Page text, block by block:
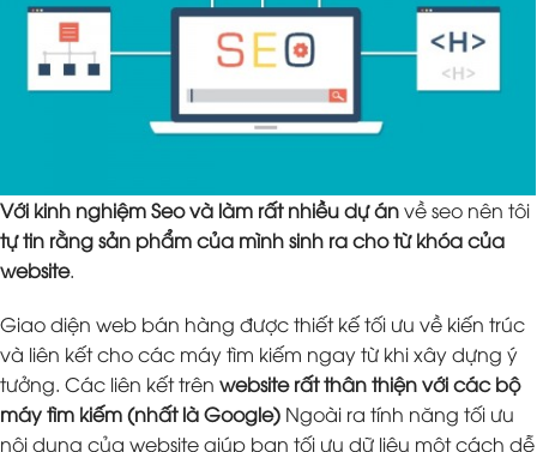
Với kinh nghiệm Seo và làm rất nhiều dự ánvề seo nên tôi
tự tin rằng sản phẩm của mình sinh ra cho từ khóa của
website.
Giao diện web bán hàng được thiết kế tối ưu về kiến trúc
và liên kết cho các máy tìm kiếm ngay từ khi xây dựng ý
tưởng. Các liên kết trên website rất thân thiện với các bộ
máy tìm kiếm (nhất là Google) Ngoài ra tính năng tối ưu
nội dung của website giúp bạn tối ưu dữ liệu một cách dễ